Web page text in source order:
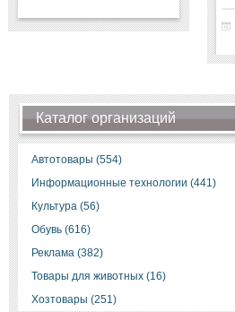
Каталог организаций
Автотовары (554)
Информационные технологии (441)
Культура (56)
Обувь (616)
Реклама (382)
Товары для животных (16)
Хозтовары (251)